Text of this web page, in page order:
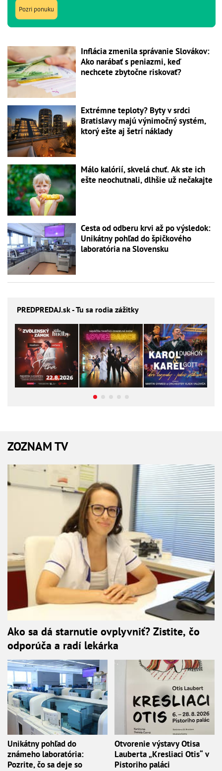
Pozri ponuku
Inflácia zmenila správanie Slovákov:
Ako narábať s peniazmi, keď
nechcete zbytočne riskovať?
Extrémne teploty? Byty v srdci
Bratislavy majú výnimočný systém,
ktorý ešte aj šetrí náklady
Málo kalórií, skvelá chuť. Ak ste ich
ešte neochutnali, dlhšie už nečakajte
Cesta od odberu krvi až po výsledok:
Unikátny pohľad do špičkového
laboratória na Slovensku
PREDPREDAJ.sk - Tu sa rodia zážitky
ZOZNAM TV
Ako sa dá starnutie ovplyvniť? Zistite, čo
odporúča a radí lekárka
Unikátny pohľad do
známeho laboratória:
Pozrite, čo sa deje so
Otvorenie výstavy Otisa
Lauberta „Kresliaci Otis“ v
Pistoriho paláci